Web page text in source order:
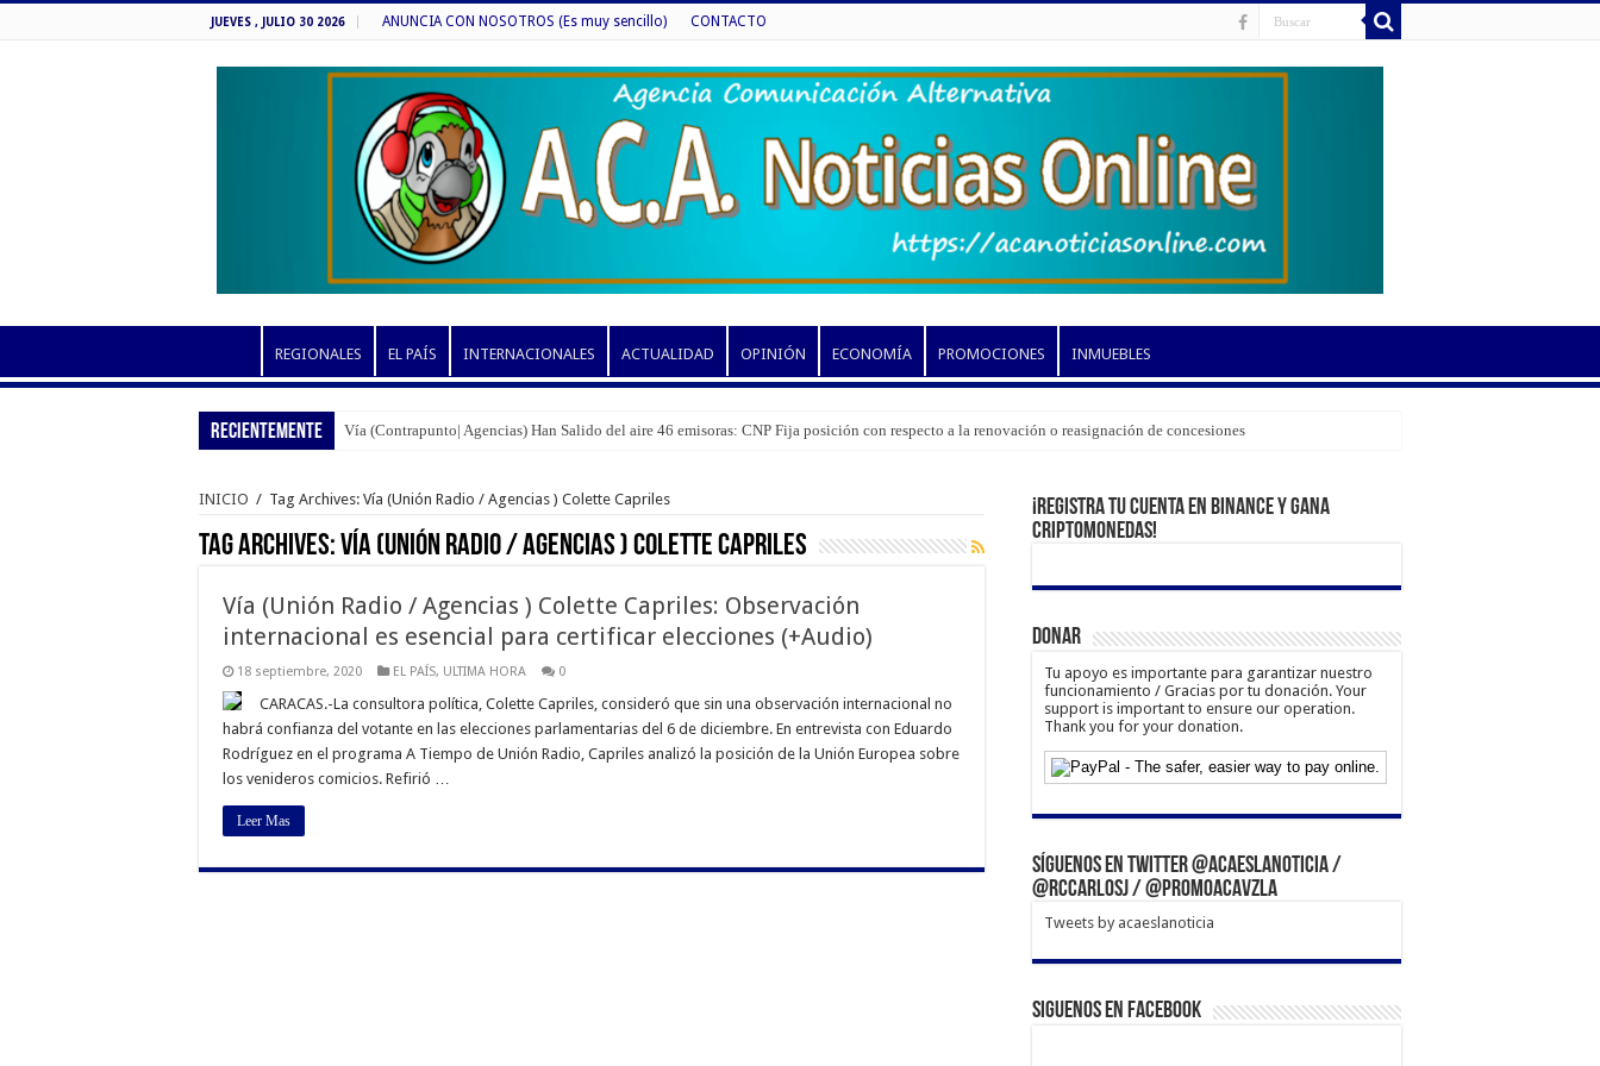
JUEVES , JULIO 30 2026 ANUNCIA CON NOSOTROS (Es muy sencillo) CONTACTO
REGIONALES EL PAÍS INTERNACIONALES ACTUALIDAD OPINIÓN ECONOMÍA PROMOCIONES INMUEBLES
RECIENTEMENTE Vía (Contrapunto| Agencias) Han Salido del aire 46 emisoras: CNP Fija posición con respecto a la renovación o reasignación de concesiones
INICIO / Tag Archives: Vía (Unión Radio / Agencias ) Colette Capriles
Tag Archives:Vía (Unión Radio / Agencias ) Colette Capriles
Vía (Unión Radio / Agencias ) Colette Capriles: Observación
internacional es esencial para certificar elecciones (+Audio)
18 septiembre, 2020 EL PAÍS, ULTIMA HORA 0
CARACAS.-La consultora política, Colette Capriles, consideró que sin una observación internacional no
habrá confianza del votante en las elecciones parlamentarias del 6 de diciembre. En entrevista con Eduardo
Rodríguez en el programa A Tiempo de Unión Radio, Capriles analizó la posición de la Unión Europea sobre
los venideros comicios. Refirió …
Leer Mas
¡Registra tu cuenta en Binance y gana
criptomonedas!
Donar
Tu apoyo es importante para garantizar nuestro
funcionamiento / Gracias por tu donación. Your
support is important to ensure our operation.
Thank you for your donation.
Síguenos en Twitter @acaeslanoticia /
@rccarlosj / @PromoACAVzla
Tweets by acaeslanoticia
Siguenos en Facebook